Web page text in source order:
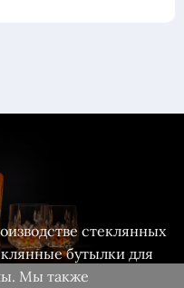
стеклянных
бутылки для
Мы также